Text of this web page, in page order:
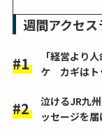
週間アクセ
「経営より
ケ カギはト
泣けるJR九
ッセージを